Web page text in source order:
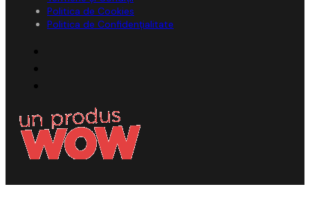
Politica de Cookies
Politica de Confidențialitate